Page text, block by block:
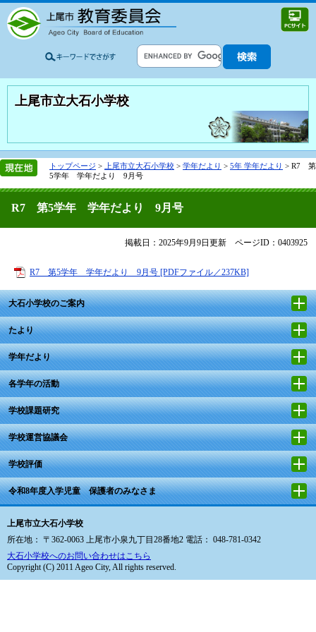
上尾市立大石小学校
トップページ > 上尾市立大石小学校 > 学年だより > 5年 学年だより > R7 第
5学年 学年だより 9月号
R7 第5学年 学年だより 9月号
掲載日：2025年9月9日更新 ページID：0403925
R7 第5学年 学年だより 9月号 [PDFファイル／237KB]
大石小学校のご案内
たより
学年だより
各学年の活動
学校課題研究
学校運営協議会
学校評価
令和8年度入学児童 保護者のみなさま
上尾市立大石小学校
所在地： 〒362-0063 上尾市小泉九丁目28番地2 電話： 048-781-0342
大石小学校へのお問い合わせはこちら
Copyright (C) 2011 Ageo City, All rights reserved.